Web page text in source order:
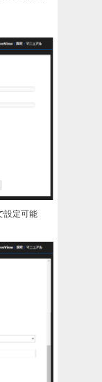
設定可能